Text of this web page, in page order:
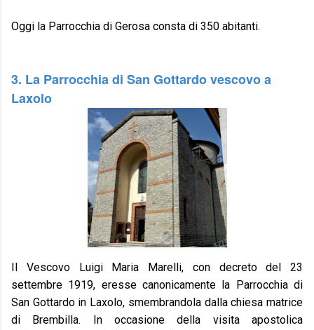
Oggi la Parrocchia di Gerosa consta di 350 abitanti.
3. La Parrocchia di San Gottardo vescovo a
Laxolo
Il Vescovo Luigi Maria Marelli, con decreto del 23
settembre 1919, eresse canonicamente la Parrocchia di
San Gottardo in Laxolo, smembrandola dalla chiesa matrice
di Brembilla. In occasione della visita apostolica